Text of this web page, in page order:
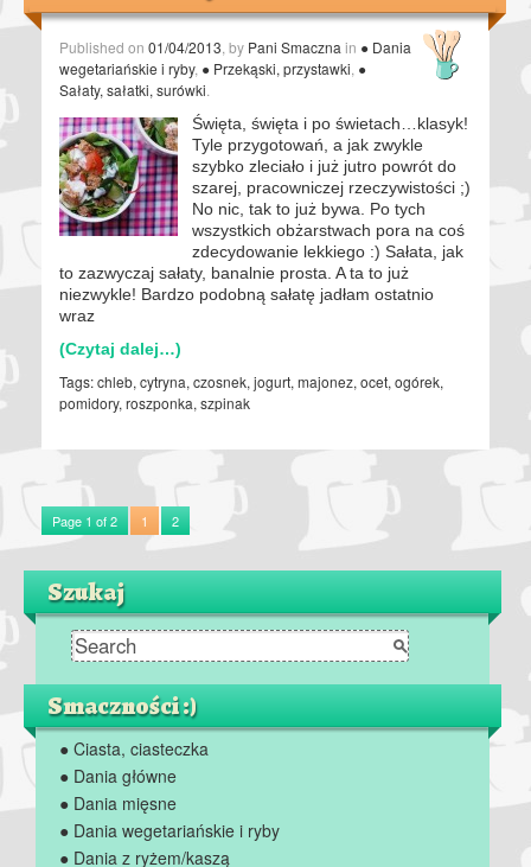
Published on 01/04/2013 , by Pani Smaczna in ● Dania
wegetariańskie i ryby, ● Przekąski, przystawki ●
Sałaty, sałatki, surówki
Święta, święta i po świetach…klasyk!
Tyle przygotowań, a jak zwykle
szybko zleciało i już jutro powrót do
szarej, pracowniczej rzeczywistości ;)
No nic, tak to już bywa. Po tych
wszystkich obżarstwach pora na coś
zdecydowanie lekkiego :) Sałata, jak
to zazwyczaj sałaty, banalnie prosta. A ta to już
niezwykle! Bardzo podobną sałatę jadłam ostatnio
wraz
(Czytaj dalej…)
Tags:chleb, cytryna, czosnek, jogurt, majonez, ocet, ogórek,
pomidory, roszponka, szpinak
Page 1 of 2 1 2
Szukaj
Smaczności :)
● Ciasta, ciasteczka
● Dania główne
● Dania mięsne
● Dania wegetariańskie i ryby
● Dania z ryżem/kaszą